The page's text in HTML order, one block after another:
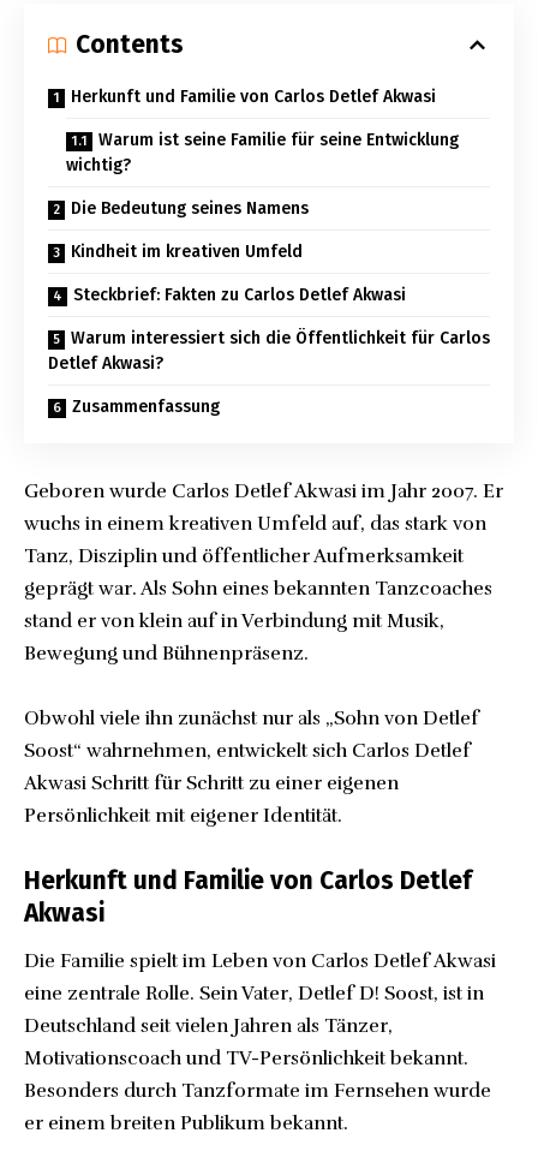
Contents
Herkunft und Familie von Carlos Detlef Akwasi
Warum ist seine Familie für seine Entwicklung
wichtig?
Die Bedeutung seines Namens
Kindheit im kreativen Umfeld
Steckbrief: Fakten zu Carlos Detlef Akwasi
Warum interessiert sich die Öffentlichkeit für Carlos
Detlef Akwasi?
Zusammenfassung
Geboren wurde Carlos Detlef Akwasi im Jahr 2007. Er
wuchs in einem kreativen Umfeld auf, das stark von
Tanz, Disziplin und öffentlicher Aufmerksamkeit
geprägt war. Als Sohn eines bekannten Tanzcoaches
stand er von klein auf in Verbindung mit Musik,
Bewegung und Bühnenpräsenz.
Obwohl viele ihn zunächst nur als „Sohn von Detlef
Soost“ wahrnehmen, entwickelt sich Carlos Detlef
Akwasi Schritt für Schritt zu einer eigenen
Persönlichkeit mit eigener Identität.
Herkunft und Familie von Carlos Detlef
Akwasi
Die Familie spielt im Leben von Carlos Detlef Akwasi
eine zentrale Rolle. Sein Vater, Detlef D! Soost, ist in
Deutschland seit vielen Jahren als Tänzer,
Motivationscoach und TV-Persönlichkeit bekannt.
Besonders durch Tanzformate im Fernsehen wurde
er einem breiten Publikum bekannt.